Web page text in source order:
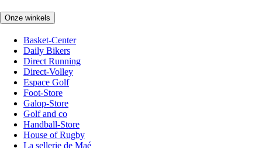
Onze winkels
Basket-Center
Daily Bikers
Direct Running
Direct-Volley
Espace Golf
Foot-Store
Galop-Store
Golf and co
Handball-Store
House of Rugby
La sellerie de Maé